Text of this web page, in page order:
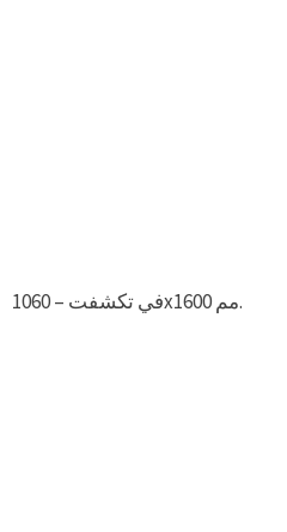
في تكشفت – 1060х1600 مم.